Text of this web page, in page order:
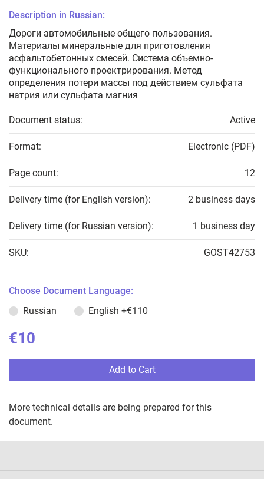
Description in Russian:
Дороги автомобильные общего пользования.
Материалы минеральные для приготовления
асфальтобетонных смесей. Система объемно-
функционального проектрирования. Метод
определения потери массы под действием сульфата
натрия или сульфата магния
Document status: Active
Format: Electronic (PDF)
Page count: 12
Delivery time (for English version): 2 business days
Delivery time (for Russian version): 1 business day
SKU: GOST42753
Choose Document Language:
Russian
English +€110
€10
Add to Cart
More technical details are being prepared for this
document.